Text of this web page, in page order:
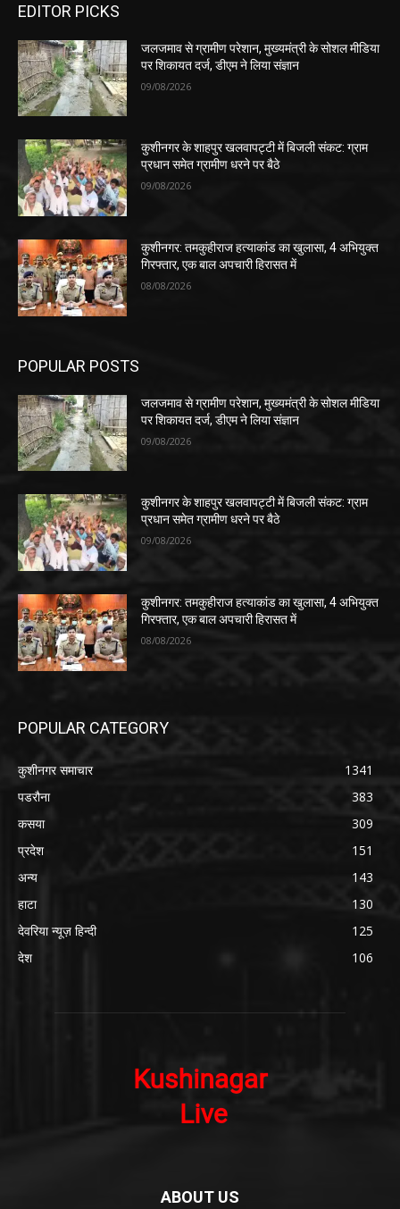
EDITOR PICKS
जलजमाव से ग्रामीण परेशान, मुख्यमंत्री के सोशल मीडिया
पर शिकायत दर्ज, डीएम ने लिया संज्ञान
09/08/2026
कुशीनगर के शाहपुर खलवापट्टी में बिजली संकट: ग्राम
प्रधान समेत ग्रामीण धरने पर बैठे
09/08/2026
कुशीनगर: तमकुहीराज हत्याकांड का खुलासा, 4 अभियुक्त
गिरफ्तार, एक बाल अपचारी हिरासत में
08/08/2026
POPULAR POSTS
जलजमाव से ग्रामीण परेशान, मुख्यमंत्री के सोशल मीडिया
पर शिकायत दर्ज, डीएम ने लिया संज्ञान
09/08/2026
कुशीनगर के शाहपुर खलवापट्टी में बिजली संकट: ग्राम
प्रधान समेत ग्रामीण धरने पर बैठे
09/08/2026
कुशीनगर: तमकुहीराज हत्याकांड का खुलासा, 4 अभियुक्त
गिरफ्तार, एक बाल अपचारी हिरासत में
08/08/2026
POPULAR CATEGORY
कुशीनगर समाचार
1341
पडरौना
383
कसया
309
प्रदेश
151
अन्य
143
हाटा
130
देवरिया न्यूज़ हिन्दी
125
देश
106
ABOUT US